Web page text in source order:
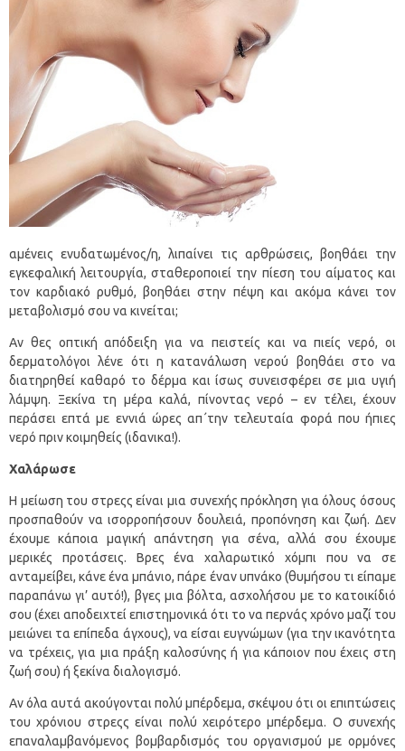
αμένεις ενυδατωμένος/η, λιπαίνει τις αρθρώσεις, βοηθάει την
εγκεφαλική λειτουργία, σταθεροποιεί την πίεση του αίματος και
τον καρδιακό ρυθμό, βοηθάει στην πέψη και ακόμα κάνει τον
μεταβολισμό σου να κινείται;
Αν θες οπτική απόδειξη για να πειστείς και να πιείς νερό, οι
δερματολόγοι λένε ότι η κατανάλωση νερού βοηθάει στο να
διατηρηθεί καθαρό το δέρμα και ίσως συνεισφέρει σε μια υγιή
λάμψη. Ξεκίνα τη μέρα καλά, πίνοντας νερό – εν τέλει, έχουν
περάσει επτά με εννιά ώρες απ΄την τελευταία φορά που ήπιες
νερό πριν κοιμηθείς (ιδανικα!).
Χαλάρωσε
Η μείωση του στρεςς είναι μια συνεχής πρόκληση για όλους όσους
προσπαθούν να ισορροπήσουν δουλειά, προπόνηση και ζωή. Δεν
έχουμε κάποια μαγική απάντηση για σένα, αλλά σου έχουμε
μερικές προτάσεις. Βρες ένα χαλαρωτικό χόμπι που να σε
ανταμείβει, κάνε ένα μπάνιο, πάρε έναν υπνάκο (θυμήσου τι είπαμε
παραπάνω γι’ αυτό!), βγες μια βόλτα, ασχολήσου με το κατοικίδιό
σου (έχει αποδειχτεί επιστημονικά ότι το να περνάς χρόνο μαζί του
μειώνει τα επίπεδα άγχους), να είσαι ευγνώμων (για την ικανότητα
να τρέχεις, για μια πράξη καλοσύνης ή για κάποιον που έχεις στη
ζωή σου) ή ξεκίνα διαλογισμό.
Αν όλα αυτά ακούγονται πολύ μπέρδεμα, σκέψου ότι οι επιπτώσεις
του χρόνιου στρεςς είναι πολύ χειρότερο μπέρδεμα. Ο συνεχής
επαναλαμβανόμενος βομβαρδισμός του οργανισμού με ορμόνες